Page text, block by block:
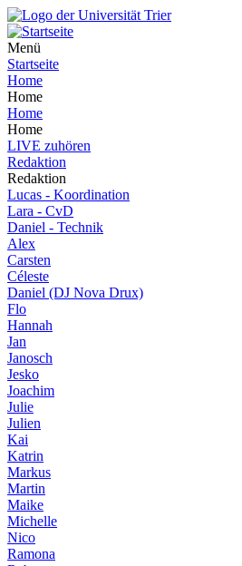
Menü
Startseite
Home
Home
Home
Home
LIVE zuhören
Redaktion
Redaktion
Lucas - Koordination
Lara - CvD
Daniel - Technik
Alex
Carsten
Céleste
Daniel (DJ Nova Drux)
Flo
Hannah
Jan
Janosch
Jesko
Joachim
Julie
Julien
Kai
Katrin
Markus
Martin
Maike
Michelle
Nico
Ramona